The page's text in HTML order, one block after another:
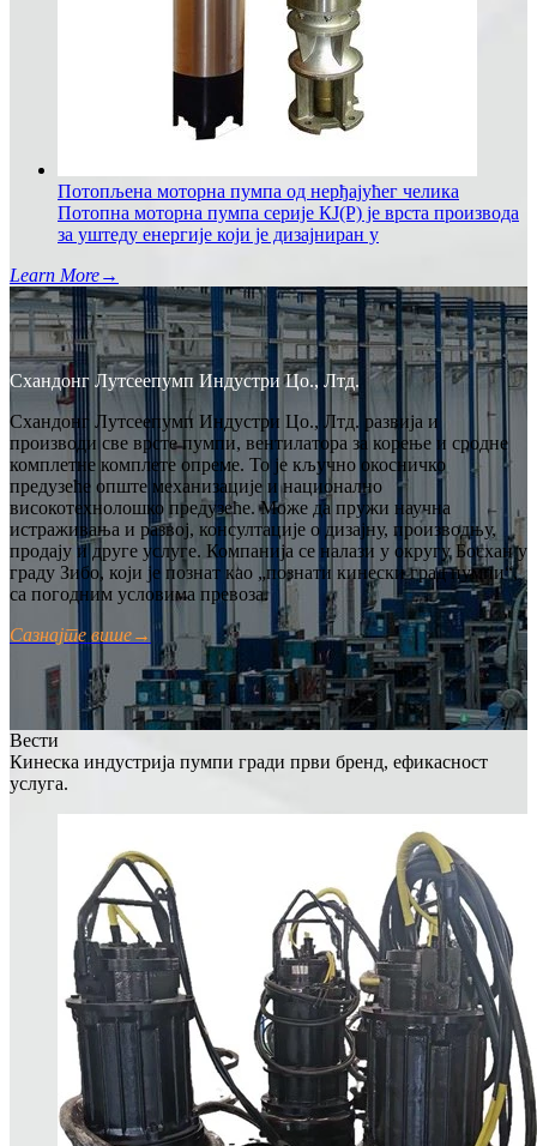
Потопљена моторна пумпа од нерђајућег челика
Потопна моторна пумпа серије КЈ(Р) је врста производа
за уштеду енергије који је дизајниран у
Learn More→
Схандонг Лутсеепумп Индустри Цо., Лтд.
Схандонг Лутсеепумп Индустри Цо., Лтд. развија и
производи све врсте пумпи, вентилатора за корење и сродне
комплетне комплете опреме. То је кључно окосничко
предузеће опште механизације и национално
високотехнолошко предузеће. Може да пружи научна
истраживања и развој, консултације о дизајну, производњу,
продају и друге услуге. Компанија се налази у округу Босхан у
граду Зибо, који је познат као „познати кинески град пумпи“,
са погодним условима превоза.
Сазнајте више→
Вести
Кинеска индустрија пумпи гради први бренд, ефикасност
услуга.